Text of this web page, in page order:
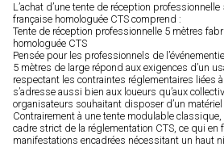
L’achat d’une tente de réception
française homologuée CTS comprend :
Tente de réception professionnelle 5 mètres
homologuée CTS
Pensée pour les professionnels de
5 mètres de large répond aux exigences d’un
respectant les contraintes réglementaires liées
s’adresse aussi bien aux loueurs qu’aux
organisateurs souhaitant disposer d’un
Contrairement à une tente modulable
cadre strict de la réglementation CTS, ce qui en
manifestations encadrées nécessitant un haut